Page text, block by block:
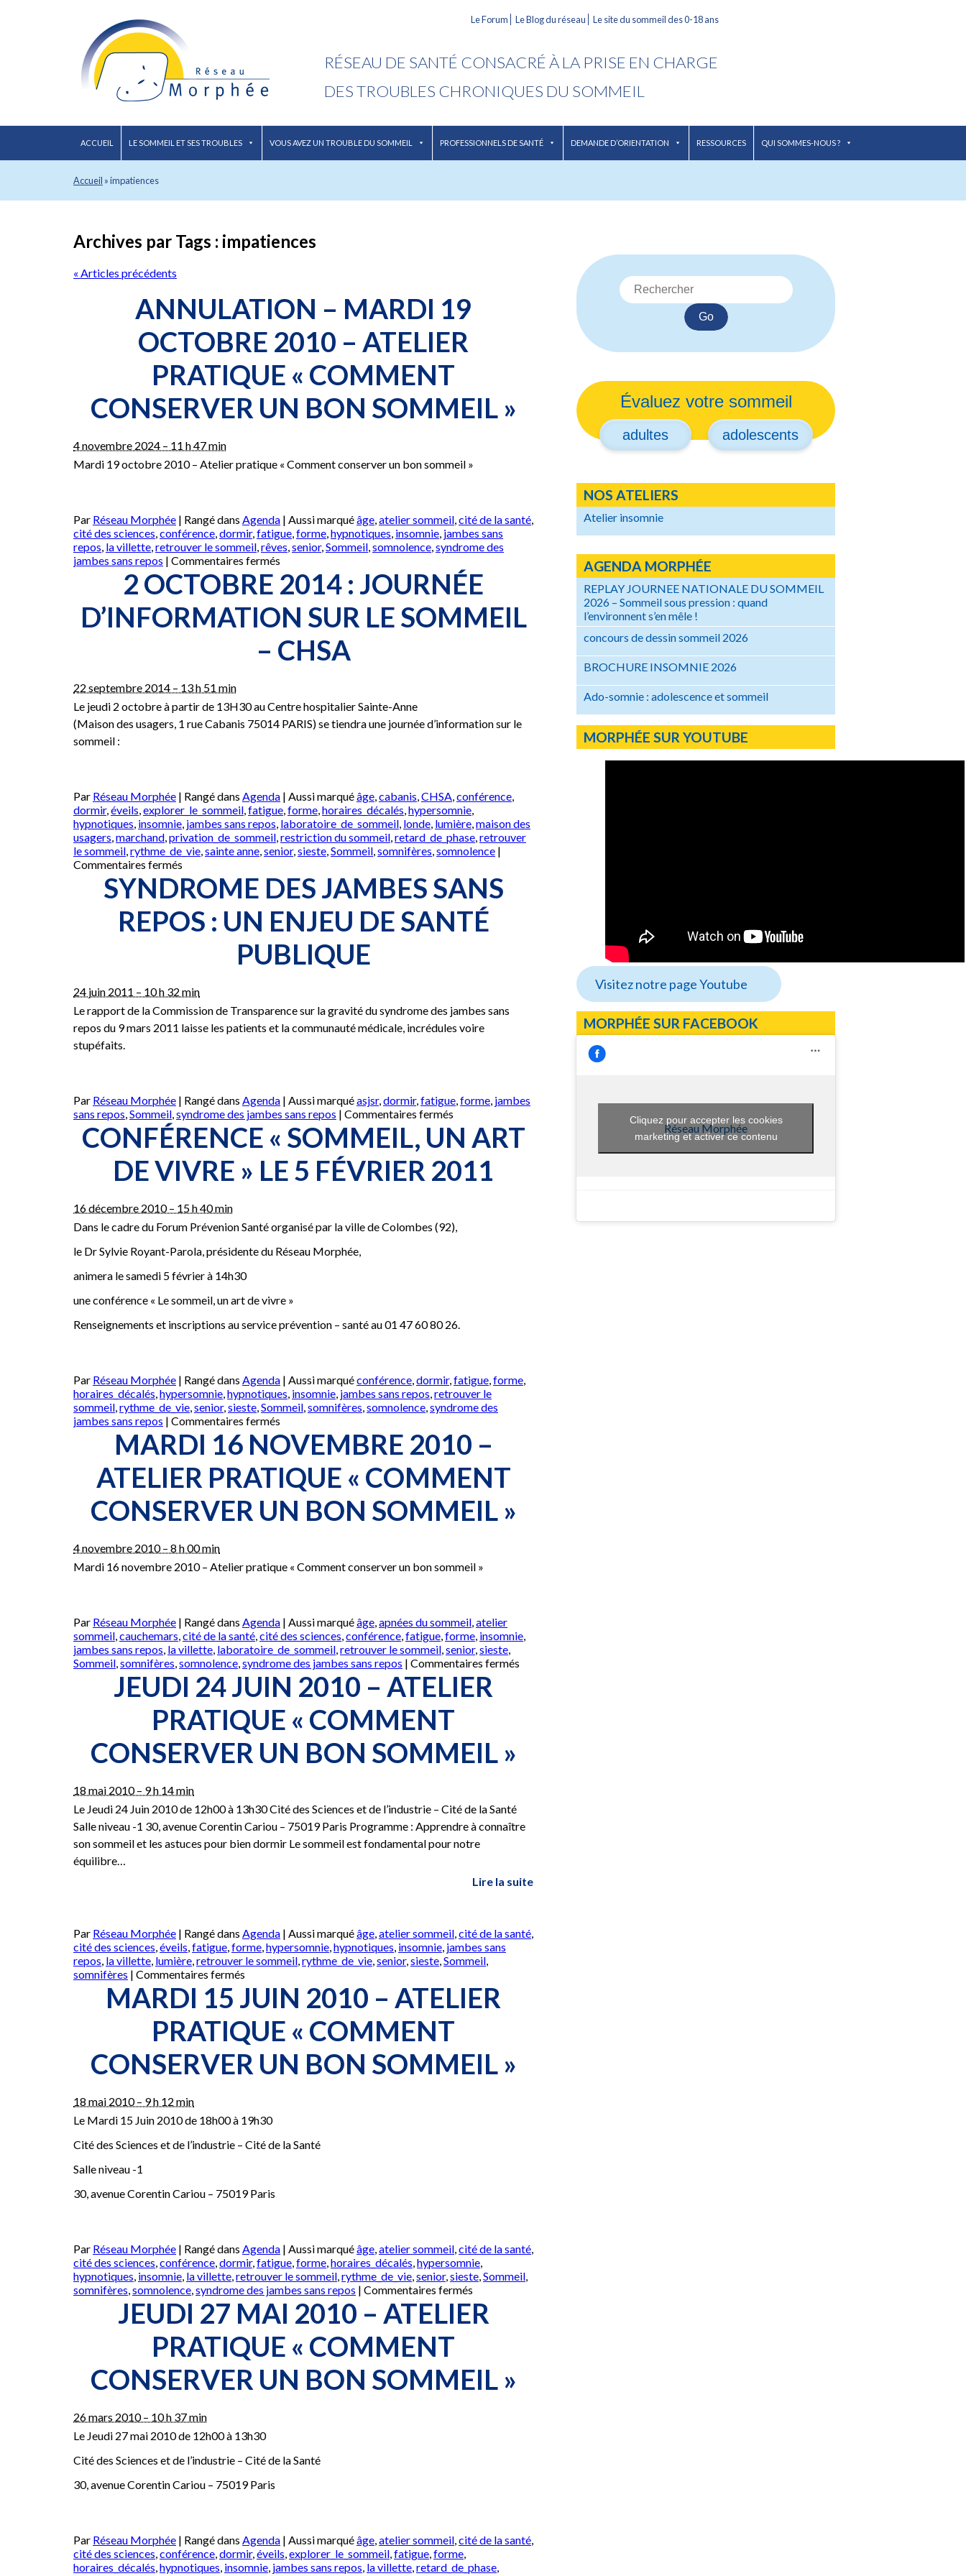
Le Forum Le Blog du réseau Le site du sommeil des 0-18 ans
RÉSEAU DE SANTÉ CONSACRÉ À LA PRISE EN CHARGE
DES TROUBLES CHRONIQUES DU SOMMEIL
ACCUEIL LE SOMMEIL ET SES TROUBLES VOUS AVEZ UN TROUBLE DU SOMMEIL PROFESSIONNELS DE SANTÉ DEMANDE D’ORIENTATION RESSOURCES QUI SOMMES-NOUS ?
Accueil »impatiences
Archives par Tags : impatiences
« Articles précédents
ANNULATION – MARDI 19
OCTOBRE 2010 – ATELIER
PRATIQUE « COMMENT
CONSERVER UN BON SOMMEIL »
4 novembre 2024 – 11 h 47 min
Mardi 19 octobre 2010 – Atelier pratique « Comment conserver un bon sommeil »
Par Réseau Morphée | Rangé dans Agenda | Aussi marquéâge,atelier sommeil,cité de la santé,
cité des sciences,conférence,dormir,fatigue,forme,hypnotiques, insomnie, jambes sans
repos, la villette,retrouver le sommeil,rêves,senior,Sommeil,somnolence,syndrome des
jambes sans repos | Commentaires fermés
ANNULATION
–
19
octobre
2010
–
conserver
un
2 OCTOBRE 2014 : JOURNÉE
D’INFORMATION SUR LE SOMMEIL
– CHSA
22 septembre 2014 – 13 h 51 min
Le jeudi 2 octobre à partir de 13H30 au Centre hospitalier Sainte-Anne
(Maison des usagers, 1 rue Cabanis 75014 PARIS) se tiendra une journée d’information sur le
sommeil :
Par Réseau Morphée | Rangé dans Agenda | Aussi marquéâge,cabanis,CHSA,conférence,
dormir,éveils,explorer_le_sommeil,fatigue,forme,horaires_décalés,hypersomnie,
hypnotiques, insomnie, jambes sans repos, laboratoire_de_sommeil, londe, lumière,maison des
usagers,marchand,privation_de_sommeil,restriction du sommeil,retard_de_phase,retrouver
le sommeil,rythme_de_vie,sainte anne,senior,sieste,Sommeil,somnifères,somnolence |
Commentaires fermés
2
octobre
:
Journée
d’information
sommeil
–
CHSA
SYNDROME DES JAMBES SANS
REPOS : UN ENJEU DE SANTÉ
PUBLIQUE
24 juin 2011 – 10 h 32 min
Le rapport de la Commission de Transparence sur la gravité du syndrome des jambes sans
repos du 9 mars 2011 laisse les patients et la communauté médicale, incrédules voire
stupéfaits.
Par Réseau Morphée | Rangé dans Agenda | Aussi marquéasjsr,dormir,fatigue,forme, jambes
sans repos,Sommeil,syndrome des jambes sans repos | Commentaires fermés
Syndrome
des
sans
repos
enjeu
de
CONFÉRENCE « SOMMEIL, UN ART
DE VIVRE » LE 5 FÉVRIER 2011
16 décembre 2010 – 15 h 40 min
Dans le cadre du Forum Prévenion Santé organisé par la ville de Colombes (92),
le Dr Sylvie Royant-Parola, présidente du Réseau Morphée,
animera le samedi 5 février à 14h30
une conférence « Le sommeil, un art de vivre »
Renseignements et inscriptions au service prévention – santé au 01 47 60 80 26.
Par Réseau Morphée | Rangé dans Agenda | Aussi marquéconférence,dormir,fatigue,forme,
horaires_décalés,hypersomnie,hypnotiques, insomnie, jambes sans repos,retrouver le
sommeil,rythme_de_vie,senior,sieste,Sommeil,somnifères,somnolence,syndrome des
jambes sans repos | Commentaires fermés
Conférence
« Sommeil,
art
de
vivre »
le
MARDI 16 NOVEMBRE 2010 –
ATELIER PRATIQUE « COMMENT
CONSERVER UN BON SOMMEIL »
4 novembre 2010 – 8 h 00 min
Mardi 16 novembre 2010 – Atelier pratique « Comment conserver un bon sommeil »
Par Réseau Morphée | Rangé dans Agenda | Aussi marquéâge,apnées du sommeil,atelier
sommeil,cauchemars,cité de la santé,cité des sciences,conférence,fatigue,forme, insomnie,
jambes sans repos, la villette, laboratoire_de_sommeil,retrouver le sommeil,senior,sieste,
Sommeil,somnifères,somnolence,syndrome des jambes sans repos | Commentaires fermés
sommeil »
JEUDI 24 JUIN 2010 – ATELIER
PRATIQUE « COMMENT
CONSERVER UN BON SOMMEIL »
18 mai 2010 – 9 h 14 min
Le Jeudi 24 Juin 2010 de 12h00 à 13h30 Cité des Sciences et de l’industrie – Cité de la Santé
Salle niveau -1 30, avenue Corentin Cariou – 75019 Paris Programme : Apprendre à connaître
son sommeil et les astuces pour bien dormir Le sommeil est fondamental pour notre
équilibre…
Lire la suite
Par Réseau Morphée | Rangé dans Agenda | Aussi marquéâge,atelier sommeil,cité de la santé,
cité des sciences,éveils,fatigue,forme,hypersomnie,hypnotiques, insomnie, jambes sans
repos, la villette, lumière,retrouver le sommeil,rythme_de_vie,senior,sieste,Sommeil,
somnifères | Commentaires fermés
Jeudi
24
2010
–
Atelier
pratique
bon
MARDI 15 JUIN 2010 – ATELIER
PRATIQUE « COMMENT
CONSERVER UN BON SOMMEIL »
18 mai 2010 – 9 h 12 min
Le Mardi 15 Juin 2010 de 18h00 à 19h30
Cité des Sciences et de l’industrie – Cité de la Santé
Salle niveau -1
30, avenue Corentin Cariou – 75019 Paris
Par Réseau Morphée | Rangé dans Agenda | Aussi marquéâge,atelier sommeil,cité de la santé,
cité des sciences,conférence,dormir,fatigue,forme,horaires_décalés,hypersomnie,
hypnotiques, insomnie, la villette,retrouver le sommeil,rythme_de_vie,senior,sieste,Sommeil,
somnifères,somnolence,syndrome des jambes sans repos | Commentaires fermés
Mardi
15
Atelier
pratique
JEUDI 27 MAI 2010 – ATELIER
PRATIQUE « COMMENT
CONSERVER UN BON SOMMEIL »
26 mars 2010 – 10 h 37 min
Le Jeudi 27 mai 2010 de 12h00 à 13h30
Cité des Sciences et de l’industrie – Cité de la Santé
30, avenue Corentin Cariou – 75019 Paris
Par Réseau Morphée | Rangé dans Agenda | Aussi marquéâge,atelier sommeil,cité de la santé,
cité des sciences,conférence,dormir,éveils,explorer_le_sommeil,fatigue,forme,
horaires_décalés,hypnotiques, insomnie, jambes sans repos, la villette,retard_de_phase,
Go
Évaluez votre sommeil
adultes adolescents
NOS ATELIERS
Atelier insomnie
AGENDA MORPHÉE
REPLAY JOURNEE NATIONALE DU SOMMEIL
2026 – Sommeil sous pression : quand
l’environnent s’en mêle !
concours de dessin sommeil 2026
BROCHURE INSOMNIE 2026
Ado-somnie : adolescence et sommeil
MORPHÉE SUR YOUTUBE
Visitez notre page Youtube
MORPHÉE SUR FACEBOOK
Réseau Morphée
Cliquez pour accepter les cookies
marketing et activer ce contenu